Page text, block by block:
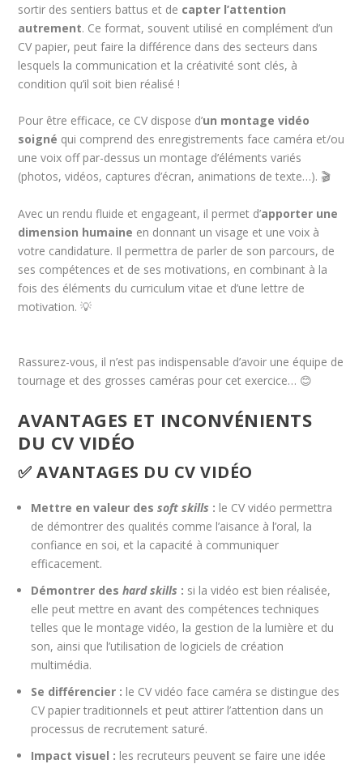
sortir des sentiers battus et de capter l’attention
autrement. Ce format, souvent utilisé en complément d’un
CV papier, peut faire la différence dans des secteurs dans
lesquels la communication et la créativité sont clés, à
condition qu’il soit bien réalisé !
Pour être efficace, ce CV dispose d’un montage vidéo
soigné qui comprend des enregistrements face caméra et/ou
une voix off par-dessus un montage d’éléments variés
(photos, vidéos, captures d’écran, animations de texte…). 🎬
Avec un rendu fluide et engageant, il permet d’apporter une
dimension humaine en donnant un visage et une voix à
votre candidature. Il permettra de parler de son parcours, de
ses compétences et de ses motivations, en combinant à la
fois des éléments du curriculum vitae et d’une lettre de
motivation. 💡
Rassurez-vous, il n’est pas indispensable d’avoir une équipe de
tournage et des grosses caméras pour cet exercice… 😊
AVANTAGES ET INCONVÉNIENTS
DU CV VIDÉO
✅ AVANTAGES DU CV VIDÉO
Mettre en valeur dessoft skills : le CV vidéo permettra
de démontrer des qualités comme l’aisance à l’oral, la
confiance en soi, et la capacité à communiquer
efficacement.
Démontrer deshard skills : si la vidéo est bien réalisée,
elle peut mettre en avant des compétences techniques
telles que le montage vidéo, la gestion de la lumière et du
son, ainsi que l’utilisation de logiciels de création
multimédia.
Se différencier : le CV vidéo face caméra se distingue des
CV papier traditionnels et peut attirer l’attention dans un
processus de recrutement saturé.
Impact visuel : les recruteurs peuvent se faire une idée